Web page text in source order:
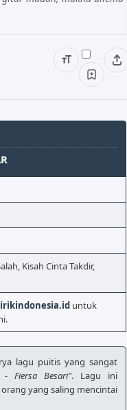
Kisah Cinta Takdir,
untuk
lagu puitis yang sangat
Fiersa Besari". Lagu ini
yang saling mencintai